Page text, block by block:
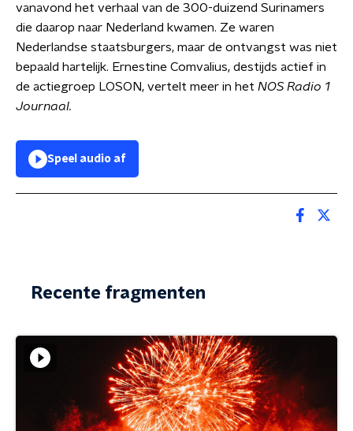
vanavond het verhaal van de 300-duizend Surinamers
die daarop naar Nederland kwamen. Ze waren
Nederlandse staatsburgers, maar de ontvangst was niet
bepaald hartelijk. Ernestine Comvalius, destijds actief in
de actiegroep LOSON, vertelt meer in het NOS Radio 1
Journaal.
Speel audio af
Recente fragmenten